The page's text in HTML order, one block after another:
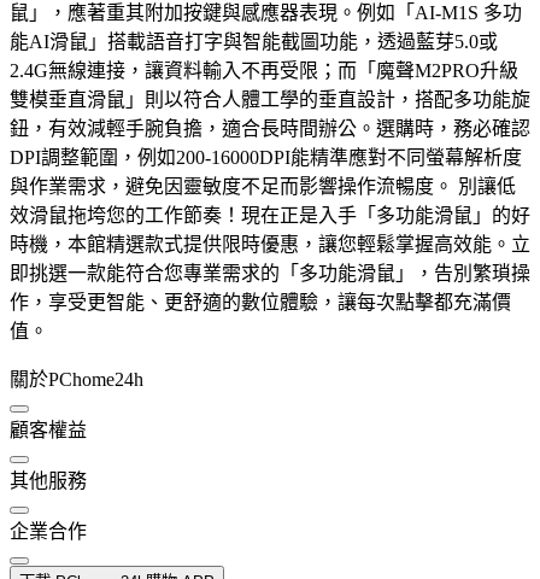
鼠」，應著重其附加按鍵與感應器表現。例如「AI-M1S 多功
能AI滑鼠」搭載語音打字與智能截圖功能，透過藍芽5.0或
2.4G無線連接，讓資料輸入不再受限；而「魔聲M2PRO升級
雙模垂直滑鼠」則以符合人體工學的垂直設計，搭配多功能旋
鈕，有效減輕手腕負擔，適合長時間辦公。選購時，務必確認
DPI調整範圍，例如200-16000DPI能精準應對不同螢幕解析度
與作業需求，避免因靈敏度不足而影響操作流暢度。 別讓低
效滑鼠拖垮您的工作節奏！現在正是入手「多功能滑鼠」的好
時機，本館精選款式提供限時優惠，讓您輕鬆掌握高效能。立
即挑選一款能符合您專業需求的「多功能滑鼠」，告別繁瑣操
作，享受更智能、更舒適的數位體驗，讓每次點擊都充滿價
值。
關於PChome24h
顧客權益
其他服務
企業合作